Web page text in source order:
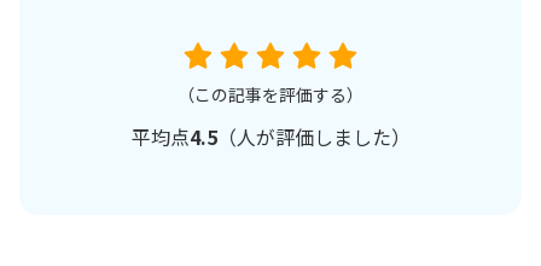
（この記事を評価する）
平均点4.5（人が評価しました）